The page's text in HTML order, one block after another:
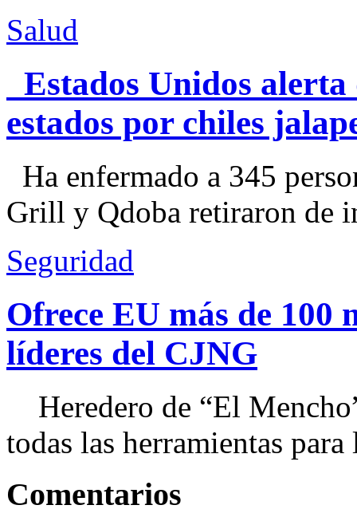
Salud
Estados Unidos alerta
estados por chiles
Ha enfermado a 345
Grill y Qdoba retiraron de
Seguridad
Ofrece EU más de 100
líderes del CJNG
Heredero de “El
todas las herramientas
Comentarios